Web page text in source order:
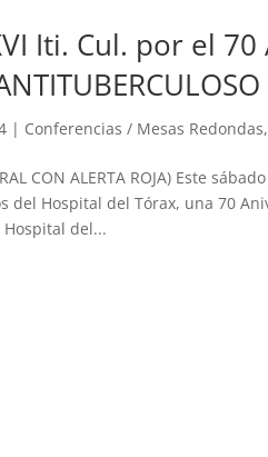
Iti. Cul. por el 70
| Conferencias / Mesas Redondas,
CON ALERTA ROJA) Este
del Hospital del Tórax, una 70
del...